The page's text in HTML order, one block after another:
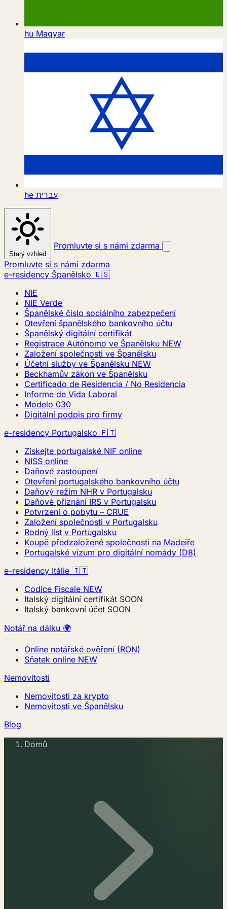
hu Magyar
he עברית
Starý vzhled
Promluvte si s námi zdarma
Promluvte si s námi zdarma
e-residency Španělsko 🇪🇸
NIE
NIE Verde
Španělské číslo sociálního zabezpečení
Otevření španělského bankovního účtu
Španělský digitální certifikát
Registrace Autónomo ve Španělsku NEW
Založení společnosti ve Španělsku
Účetní služby ve Španělsku NEW
Beckhamův zákon ve Španělsku
Certificado de Residencia / No Residencia
Informe de Vida Laboral
Modelo 030
Digitální podpis pro firmy
e-residency Portugalsko 🇵🇹
Získejte portugalské NIF online
NISS online
Daňové zastoupení
Otevření portugalského bankovního účtu
Daňový režim NHR v Portugalsku
Daňové přiznání IRS v Portugalsku
Potvrzení o pobytu – CRUE
Založení společnosti v Portugalsku
Rodný list v Portugalsku
Koupě předzaložené společnosti na Madeiře
Portugalské vízum pro digitální nomády (D8)
e-residency Itálie 🇮🇹
Codice Fiscale NEW
Italský digitální certifikát SOON
Italský bankovní účet SOON
Notář na dálku 🌍
Online notářské ověření (RON)
Sňatek online NEW
Nemovitosti
Nemovitosti za krypto
Nemovitosti ve Španělsku
Blog
Domů